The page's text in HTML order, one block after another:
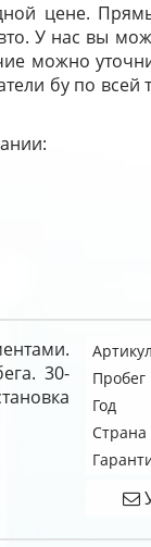
цене.
У нас вы
можно
бу по всей
30-
Артикул
Пробег
Год
Страна